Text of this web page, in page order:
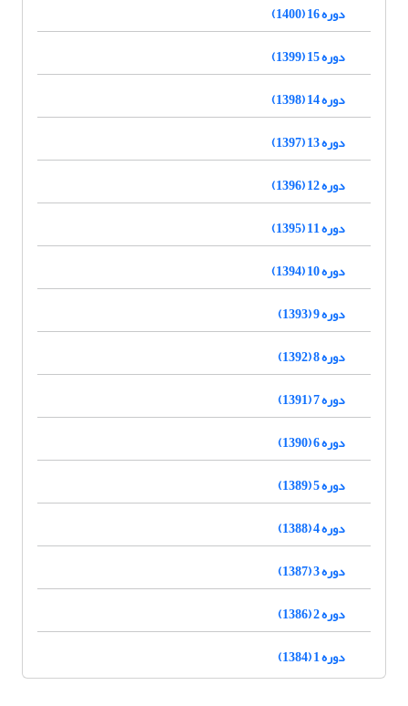
دوره 16 (1400)
دوره 15 (1399)
دوره 14 (1398)
دوره 13 (1397)
دوره 12 (1396)
دوره 11 (1395)
دوره 10 (1394)
دوره 9 (1393)
دوره 8 (1392)
دوره 7 (1391)
دوره 6 (1390)
دوره 5 (1389)
دوره 4 (1388)
دوره 3 (1387)
دوره 2 (1386)
دوره 1 (1384)